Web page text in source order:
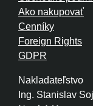
Nakladateľstvo
Ing. Stanislav
Ako nakupovať
Cenníky
Foreign Rights
GDPR